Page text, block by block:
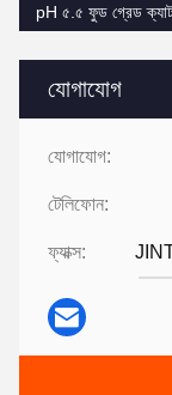
যোগাযোগ
যোগাযোগ:
টেলিফোন:
ফ্যাক্স:
pH ৫.৫ ফুড গ্রেড